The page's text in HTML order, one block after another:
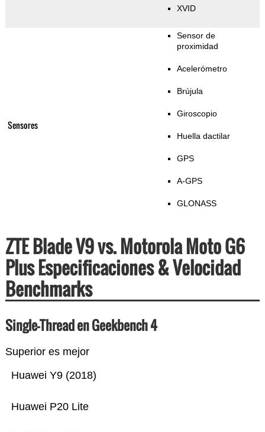
XVID
Sensores
Sensor de
proximidad
Acelerómetro
Brújula
Giroscopio
Huella dactilar
GPS
A-GPS
GLONASS
ZTE Blade V9 vs. Motorola Moto G6
Plus Especificaciones & Velocidad
Benchmarks
Single-Thread en Geekbench 4
Superior es mejor
Huawei P20 Lite
Huawei Y9 (2018)